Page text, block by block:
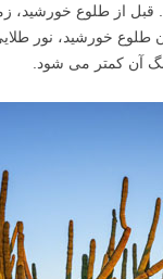
از طلوع خورشید،
خورشید، نور
آن کمتر می شود.